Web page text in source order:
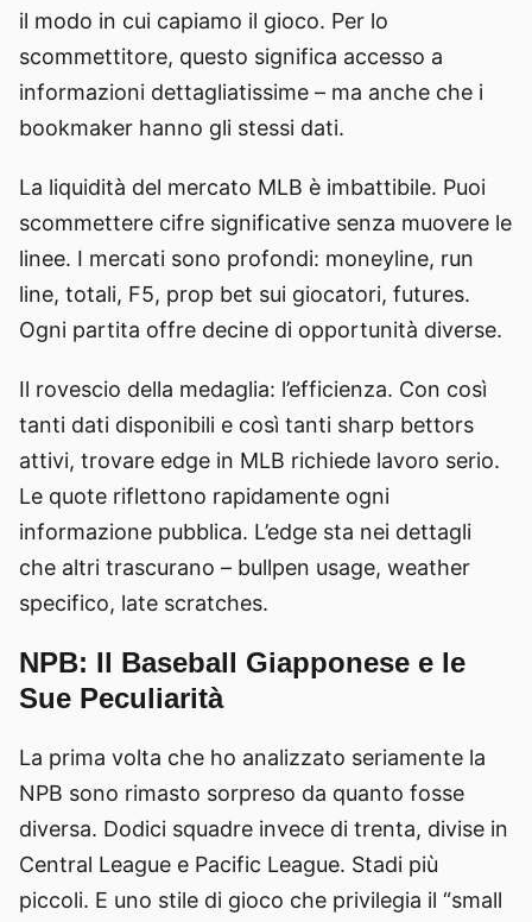
il modo in cui capiamo il gioco. Per lo
scommettitore, questo significa accesso a
informazioni dettagliatissime – ma anche che i
bookmaker hanno gli stessi dati.
La liquidità del mercato MLB è imbattibile. Puoi
scommettere cifre significative senza muovere le
linee. I mercati sono profondi: moneyline, run
line, totali, F5, prop bet sui giocatori, futures.
Ogni partita offre decine di opportunità diverse.
Il rovescio della medaglia: l’efficienza. Con così
tanti dati disponibili e così tanti sharp bettors
attivi, trovare edge in MLB richiede lavoro serio.
Le quote riflettono rapidamente ogni
informazione pubblica. L’edge sta nei dettagli
che altri trascurano – bullpen usage, weather
specifico, late scratches.
NPB: Il Baseball Giapponese e le
Sue Peculiarità
La prima volta che ho analizzato seriamente la
NPB sono rimasto sorpreso da quanto fosse
diversa. Dodici squadre invece di trenta, divise in
Central League e Pacific League. Stadi più
piccoli. E uno stile di gioco che privilegia il “small